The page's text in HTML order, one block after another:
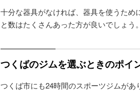
十分な器具がなければ、器具を使うた
と数はたくさんあった方が良いでしょう。
つくばのジムを選ぶときのポ
つくば市にも24時間のスポーツジムが